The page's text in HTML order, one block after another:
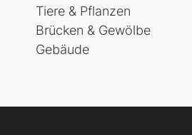
Tiere & Pflanzen
Brücken & Gewölbe
Gebäude